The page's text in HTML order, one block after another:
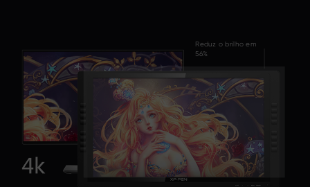
Reduz o brilho em
56%